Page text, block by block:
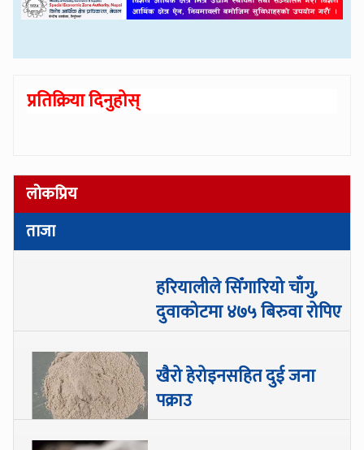
प्रतिक्रिया दिनुहोस्
लोकप्रिय
ताजा
हरियालीले सिँगारियो चाँगु,
दुवाकोटमा ४७५ बिरुवा रोपिए
खैरो हेरोइनसहित दुई जना
पक्राउ